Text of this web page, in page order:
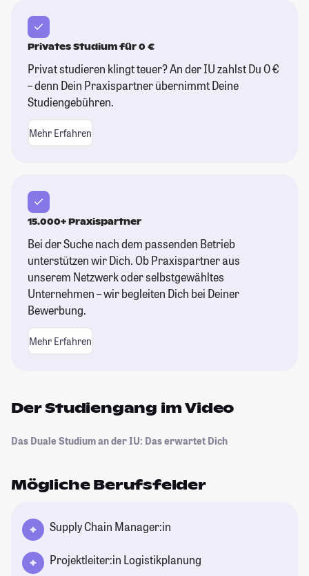
Privates Studium für 0 €
Privat studieren klingt teuer? An der IU zahlst Du 0 €
– denn Dein Praxispartner übernimmt Deine
Studiengebühren.
Mehr Erfahren
15.000+ Praxispartner
Bei der Suche nach dem passenden Betrieb
unterstützen wir Dich. Ob Praxispartner aus
unserem Netzwerk oder selbstgewähltes
Unternehmen – wir begleiten Dich bei Deiner
Bewerbung.
Mehr Erfahren
Der Studiengang im Video
Das Duale Studium an der IU: Das erwartet Dich
Mögliche Berufsfelder
Supply Chain Manager:in
Projektleiter:in Logistikplanung